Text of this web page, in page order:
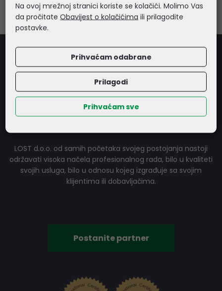
pošiljke.
POSTANITE NAŠ PARTNER
LOST d.o.o. od samih početaka svojeg postojanja nastoji
održavati visoka načela profesionalnog rada, bilo u kvaliteti
svojih usluga, bilo u odnosu kojeg izgrađuje sa svojim
klijentima ili dobavljačima.
Postanite partner
Na ovoj mrežnoj stranici koriste se kolačići. Molimo Vas
da pročitateObavijest o kolačićima ili prilagodite
postavke.
Prihvaćam odabrane
Prilagodi
Prihvaćam sve